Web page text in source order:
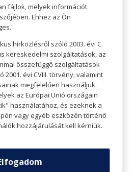
legyen. Tűzz ki kis
az elvárásaid, és engedd
a lehető legjobbat tedd
között.
nem kell
ételek fogyasztását úgy a
ha eltűnnek a
ki minden zacskó chipset
szeretnél megenni, és
zöldségekkel,
tápláló ételekkel. Vásárolj
fájlok, melyek információt
Ehhez az Ön
hírközlésről szóló 2003. évi C.
kereskedelmi szolgáltatások, az
összefüggő szolgáltatások
évi CVIII. törvény, valamint
megfelelően használjuk.
az Európai Unió országain
használatához, és ezeknek a
vagy egyéb eszközén történő
hozzájárulását kell kérniük.